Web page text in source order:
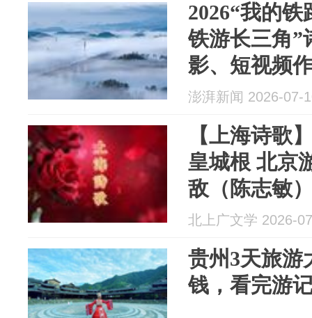
2026“我的
铁游长三角”
影、短视频
作品展示
澎湃新闻 2026-07-
【上海诗歌
皇城根 北京
敌（陈志敏
北上广文学 2026-
贵州3天旅游
钱，看完游